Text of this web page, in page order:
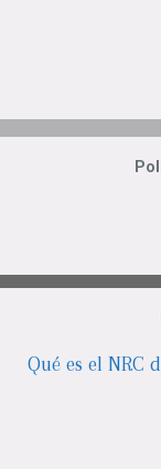
Qué es el NRC